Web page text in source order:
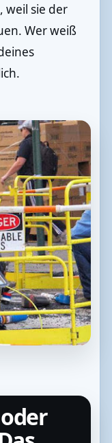
weil sie der
Wer weiß